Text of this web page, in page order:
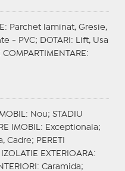
: Parchet laminat, Gresie,
- PVC;
DOTARI : Lift, Usa
COMPARTIMENTARE :
: Nou; STADIU
IMOBIL : Exceptionala;
Cadre; PERETI
IZOLATIE EXTERIOARA:
: Caramida;